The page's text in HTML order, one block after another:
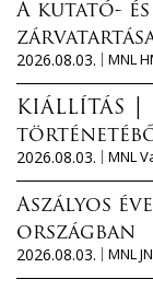
A kutató-
2026.08.03.
MNL
KIÁLLÍTÁS
történetéből
2026.08.03.
MNL
Aszályos
országban
2026.08.03.
MNL